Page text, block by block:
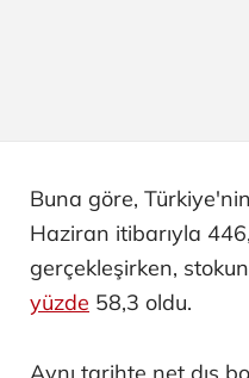
Buna göre,
Haziran itibarıyla
gerçekleşirken,
yüzde 58,3 oldu.